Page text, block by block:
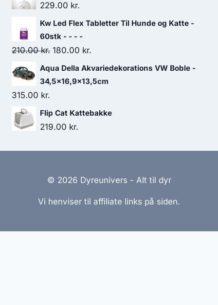
229.00 kr.
Kw Led Flex Tabletter Til Hunde og Katte -
60stk - - - -
210.00kr. Den
oprindelige
pris
210.00 kr..
180.00 kr.
aktuelle
pris
180.00 kr..
Aqua Della Akvariedekorations VW Boble -
34,5x16,9x13,5cm
315.00 kr.
Flip Cat Kattebakke
219.00 kr.
© 2026 Dyreunivers - Alt til dyr
Vi henviser til affiliate links på siden.